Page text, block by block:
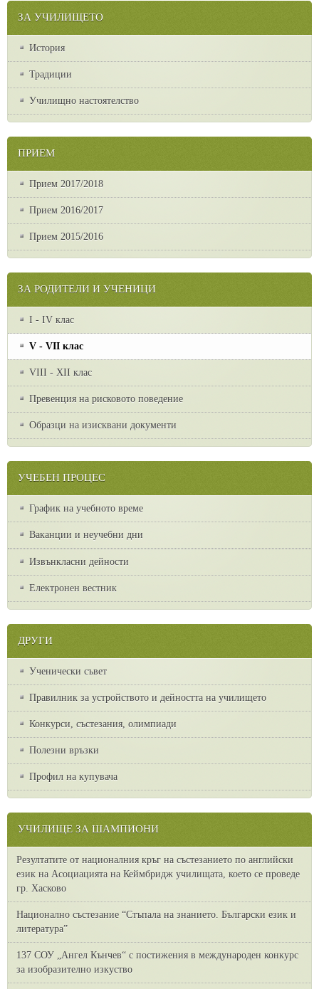
ЗА УЧИЛИЩЕТО
История
Традиции
Училищно настоятелство
ПРИЕМ
Прием 2017/2018
Прием 2016/2017
Прием 2015/2016
ЗА РОДИТЕЛИ И УЧЕНИЦИ
I - IV клас
V - VII клас
VІІІ - ХІІ клас
Превенция на рисковото поведение
Образци на изисквани документи
УЧЕБЕН ПРОЦЕС
График на учебното време
Ваканции и неучебни дни
Извънкласни дейности
Електронен вестник
ДРУГИ
Ученически съвет
Правилник за устройството и дейността на училището
Конкурси, състезания, олимпиади
Полезни връзки
Профил на купувача
УЧИЛИЩЕ ЗА ШАМПИОНИ
Резултатите от националния кръг на състезанието по английски
език на Асоциацията на Кеймбридж училищата, което се проведе
гр. Хасково
Национално състезание “Стъпала на знанието. Български език и
литература”
137 СОУ „Ангел Кънчев“ с постижения в международен конкурс
за изобразително изкуство